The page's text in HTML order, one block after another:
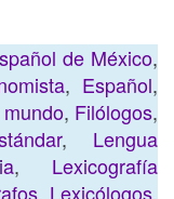
de México,
, Español,
, Filólogos,
, Lengua
, Lexicografía
, Lexicólogos,